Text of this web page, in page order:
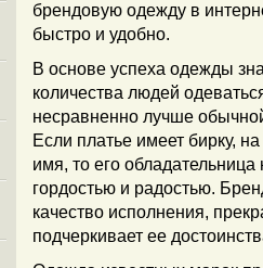
брендовую одежду в
быстро и удобно.
В основе успеха одежды
количества людей
несравненно лучше
Если платье имеет бирку,
имя, то его
гордостью и радостью.
качество исполнения,
подчеркивает ее